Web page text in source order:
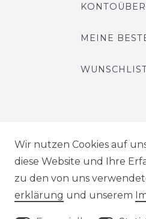
MEINE
Impressum
Wir nutzen Cookies auf
diese Website und Ihre
zu den von uns
erklärung und unserem